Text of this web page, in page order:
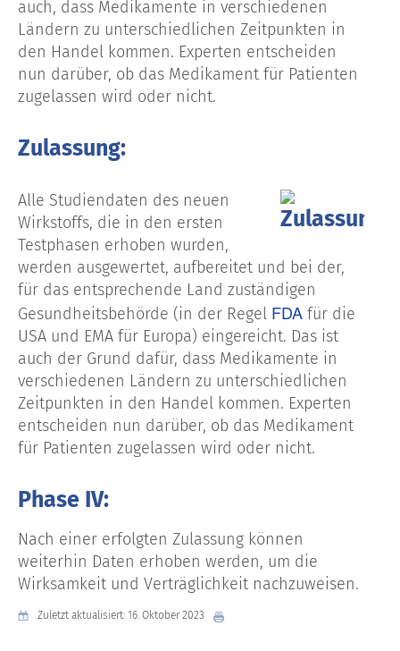
auch, dass Medikamente in verschiedenen
Ländern zu unterschiedlichen Zeitpunkten in
den Handel kommen. Experten entscheiden
nun darüber, ob das Medikament für Patienten
zugelassen wird oder nicht.
Zulassung:
Alle Studiendaten des neuen
Wirkstoffs, die in den ersten
Testphasen erhoben wurden,
werden ausgewertet, aufbereitet und bei der,
für das entsprechende Land zuständigen
Gesundheitsbehörde (in der Regel FDA für die
USA und EMA für Europa) eingereicht. Das ist
auch der Grund dafür, dass Medikamente in
verschiedenen Ländern zu unterschiedlichen
Zeitpunkten in den Handel kommen. Experten
entscheiden nun darüber, ob das Medikament
für Patienten zugelassen wird oder nicht.
Phase IV:
Nach einer erfolgten Zulassung können
weiterhin Daten erhoben werden, um die
Wirksamkeit und Verträglichkeit nachzuweisen.
Zuletzt aktualisiert: 16. Oktober 2023